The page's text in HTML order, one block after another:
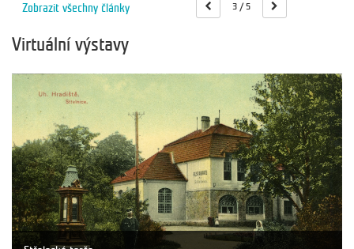
Zobrazit všechny články 3 / 5
Virtuální výstavy
Sanatorium MUDr. Karla
Předměty z pozůstalosti
který v Uherském Hradišti